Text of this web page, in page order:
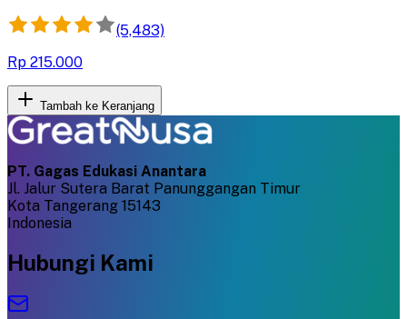
(5,483)
Rp 215.000
Tambah ke Keranjang
PT. Gagas Edukasi Anantara
Jl. Jalur Sutera Barat Panunggangan Timur
Kota Tangerang 15143
Indonesia
Hubungi Kami